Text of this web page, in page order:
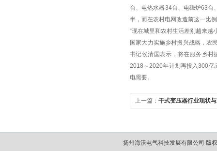
台、电热水器34台、电磁炉63
半，而在农村电网改造前这一比
“现在城里和农村生活差别越来越
国家大力实施乡村振兴战略，农
书记侯清国表示，将在服务乡村
2018～2020年计划再投入300亿
电需要。
上一篇： 干式变压器行业现状
扬州海沃电气科技发展有限公司 版